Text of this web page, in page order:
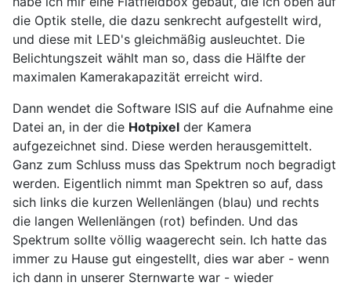
die Optik stelle, die dazu senkrecht aufgestellt wird,
und diese mit LED's gleichmäßig ausleuchtet. Die
Belichtungszeit wählt man so, dass die Hälfte der
maximalen Kamerakapazität erreicht wird.
Dann wendet die Software ISIS auf die Aufnahme eine
Datei an, in der die Hotpixel der Kamera
aufgezeichnet sind. Diese werden herausgemittelt.
Ganz zum Schluss muss das Spektrum noch begradigt
werden. Eigentlich nimmt man Spektren so auf, dass
sich links die kurzen Wellenlängen (blau) und rechts
die langen Wellenlängen (rot) befinden. Und das
Spektrum sollte völlig waagerecht sein. Ich hatte das
immer zu Hause gut eingestellt, dies war aber - wenn
ich dann in unserer Sternwarte war - wieder